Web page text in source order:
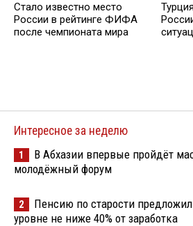
Стало известно место
России в рейтинге ФИФА
после чемпионата мира
Интересное за неделю
1
В Абхазии впервые пройдёт
молодёжный форум
2
Пенсию по старости
уровне не ниже 40% от заработка